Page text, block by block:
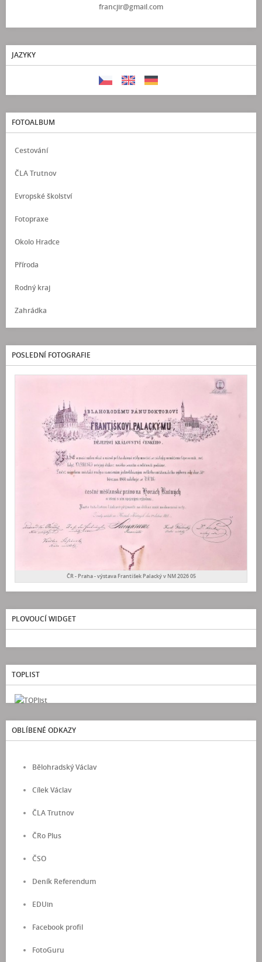
francjir@gmail.com
JAZYKY
FOTOALBUM
Cestování
ČLA Trutnov
Evropské školství
Fotopraxe
Okolo Hradce
Příroda
Rodný kraj
Zahrádka
POSLEDNÍ FOTOGRAFIE
ČR - Praha - výstava František Palacký v NM 2026 05
PLOVOUCÍ WIDGET
TOPLIST
OBLÍBENÉ ODKAZY
Bělohradský Václav
Cílek Václav
ČLA Trutnov
ČRo Plus
ČSO
Deník Referendum
EDUin
Facebook profil
FotoGuru